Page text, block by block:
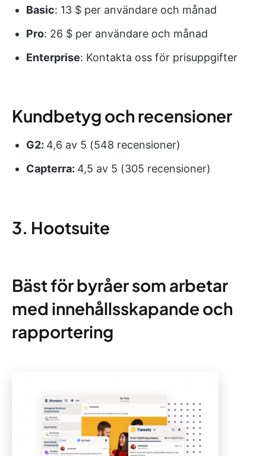
Basic: 13 $ per användare och månad
Pro: 26 $ per användare och månad
Enterprise: Kontakta oss för prisuppgifter
Kundbetyg och recensioner
G2: 4,6 av 5 (548 recensioner)
Capterra: 4,5 av 5 (305 recensioner)
3. Hootsuite
Bäst för byråer som arbetar
med innehållsskapande och
rapportering